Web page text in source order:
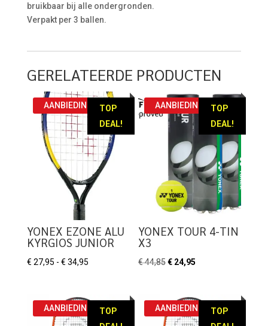
bruikbaar bij alle ondergronden.
Verpakt per 3 ballen.
GERELATEERDE PRODUCTEN
TOP
DEAL!
AANBIEDING!
YONEX EZONE ALU
KYRGIOS JUNIOR
€ 27,95 - € 34,95Prijsklasse:
€ 34,95
TOP
DEAL!
AANBIEDING!
YONEX TOUR 4-TIN
X3
€44,85Oorspronkelijke
€ 44,85.
€ 24,95
€ 24,95.
TOP
AANBIEDING!
TOP
AANBIEDING!